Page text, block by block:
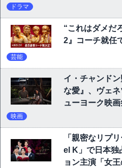
ドラマ
“これはダメだ
2』コーチ就任
芸能
イ・チャンド
な愛』、ヴェ
ューヨーク映
映画祭で快挙
映画
「親密なリプ
el K」で日本独
ョン主演「女